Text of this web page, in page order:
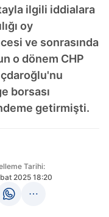
ilgili iddialara
oy
ve sonrasında
o dönem CHP
borsası
getirmişti.
Tarihi:
2025 18:20